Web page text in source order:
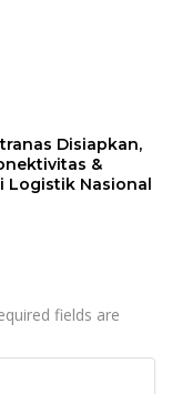
Disiapkan,
&
Logistik Nasional
fields are